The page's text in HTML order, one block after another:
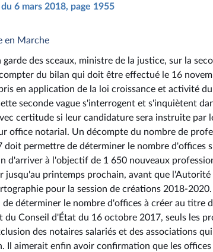
6 mars 2018, page 1955
en Marche
des sceaux, ministre de la justice, sur la
du bilan qui doit être effectué le 16
en application de la loi croissance et activité
seconde vague s'interrogent et s'inquiètent
certitude si leur candidature sera instruite par
office notarial. Un décompte du nombre de
doit permettre de déterminer le nombre d'offices
d'arriver à l'objectif de 1 650 nouveaux
jusqu'au printemps prochain, avant que l'Autorité
pour la session de créations 2018-
déterminer le nombre d'offices à créer au titre
Conseil d'État du 16 octobre 2017, seuls les
des notaires salariés et des associations
Il aimerait enfin avoir confirmation que les